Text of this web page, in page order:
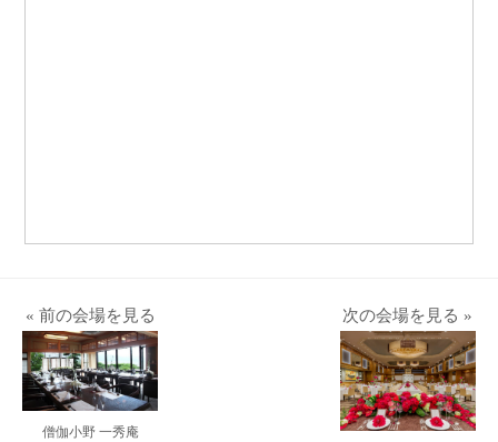
« 前の会場を見る
僧伽小野 一秀庵
次の会場を見る »